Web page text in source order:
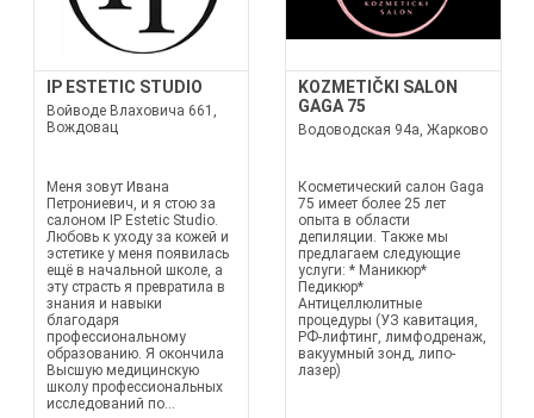
IP ESTETIC STUDIO
Войводе Влаховича 661,
Вождовац
Меня зовут Ивана
Петрониевич, и я стою за
салоном IP Estetic Studio.
Любовь к уходу за кожей и
эстетике у меня появилась
ещё в начальной школе, а
эту страсть я превратила в
знания и навыки
благодаря
профессиональному
образованию. Я окончила
Высшую медицинскую
школу профессиональных
исследований по...
KOZMETIČKI SALON
GAGA 75
Водоводская 94а, Жарково
Косметический салон Gaga
75 имеет более 25 лет
опыта в области
депиляции. Также мы
предлагаем следующие
услуги: * Маникюр*
Педикюр*
Антицеллюлитные
процедуры (УЗ кавитация,
РФ-лифтинг, лимфодренаж,
вакуумный зонд, липо-
лазер)